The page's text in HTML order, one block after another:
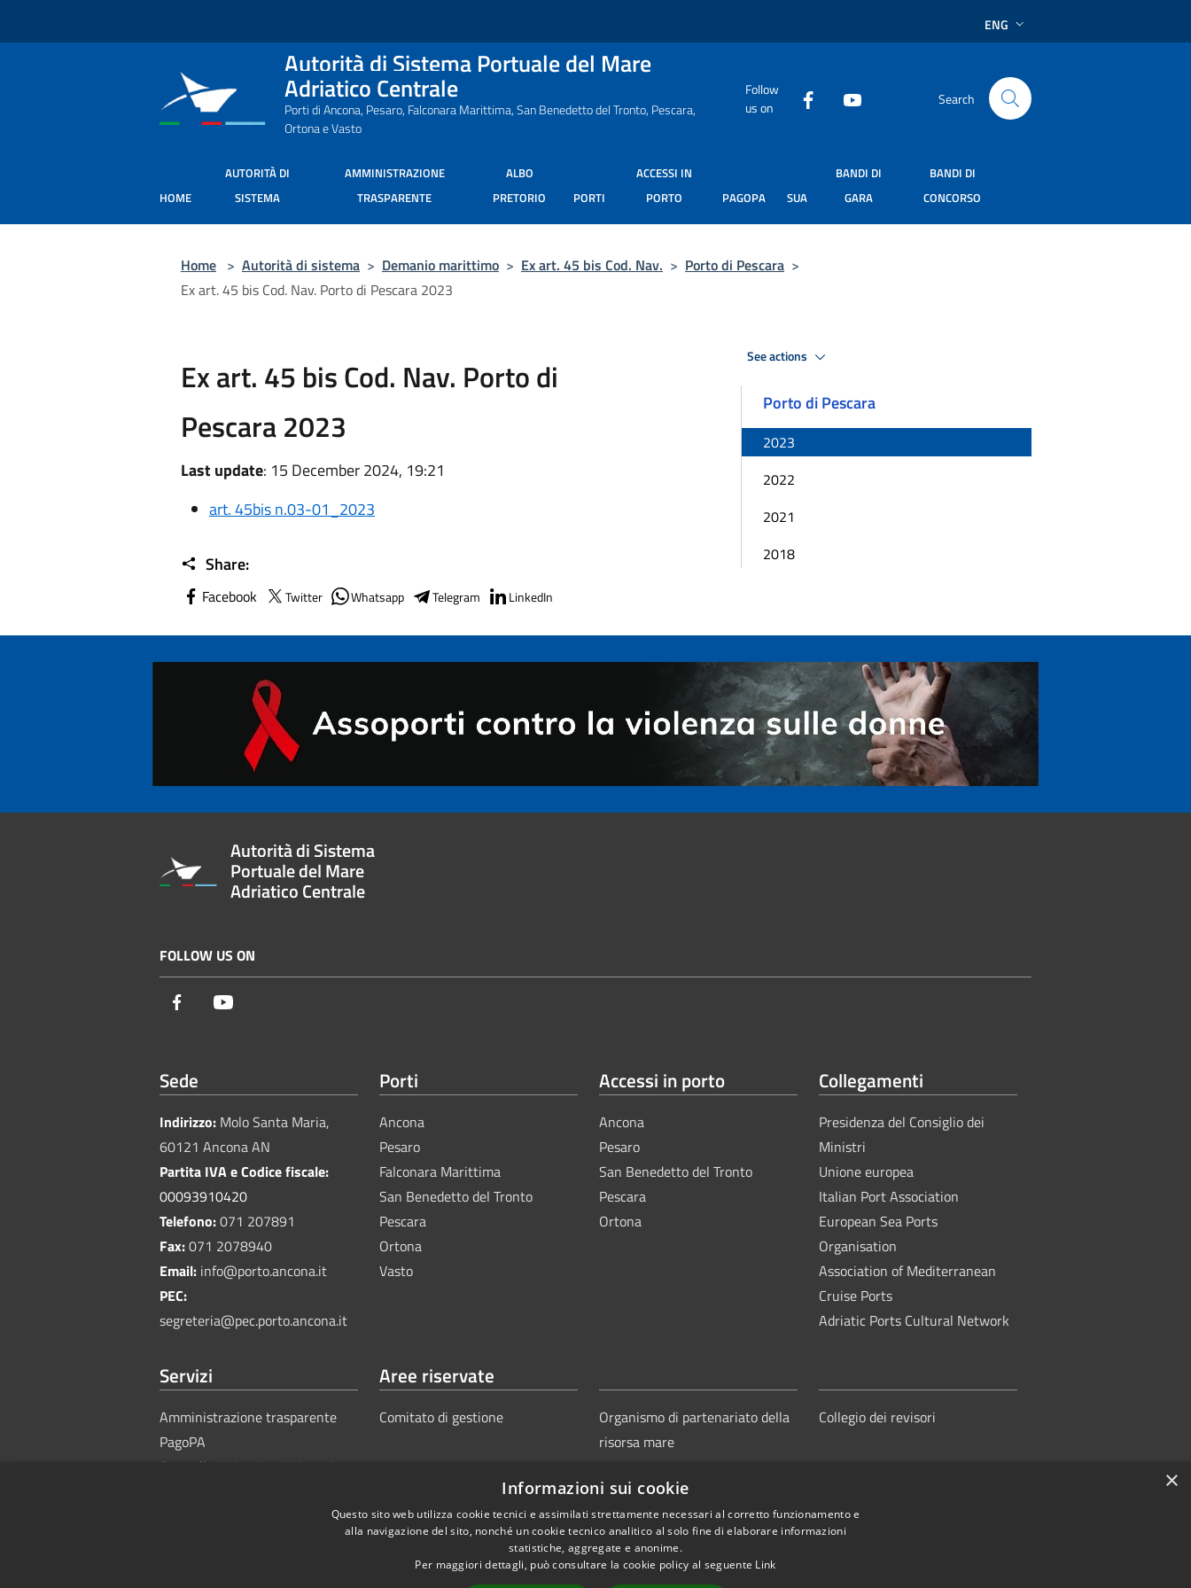
ENG
Autorità di Sistema Portuale del Mare
Adriatico Centrale
Porti di Ancona, Pesaro, Falconara Marittima, San Benedetto del Tronto, Pescara,
Ortona e Vasto
Follow
us on
Search
HOME
AUTORITÀ DI
SISTEMA
AMMINISTRAZIONE
TRASPARENTE
ALBO
PRETORIO
PORTI
ACCESSI IN
PORTO
PAGOPA SUA
BANDI DI
GARA
BANDI DI
CONCORSO
Home > Autorità di sistema > Demanio marittimo > Ex art. 45 bis Cod. Nav. > Porto di Pescara >
Ex art. 45 bis Cod. Nav. Porto di Pescara 2023
Ex art. 45 bis Cod. Nav. Porto di
Pescara 2023
Last update: 15 December 2024, 19:21
art. 45bis n.03-01_2023
Share:
Facebook Twitter Whatsapp Telegram LinkedIn
See actions
Porto di Pescara
2023
2022
2021
2018
Autorità di Sistema
Portuale del Mare
Adriatico Centrale
FOLLOW US ON
Facebook
Sede
Indirizzo: Molo Santa Maria,
60121 Ancona AN
Partita IVA e Codice fiscale:
00093910420
Telefono:071 207891
Fax:071 2078940
Email: info@porto.ancona.it
PEC:
segreteria@pec.porto.ancona.it
Porti
Ancona
Pesaro
Falconara Marittima
San Benedetto del Tronto
Pescara
Ortona
Vasto
Accessi in porto
Ancona
Pesaro
San Benedetto del Tronto
Pescara
Ortona
Collegamenti
Presidenza del Consiglio dei
Ministri
Unione europea
Italian Port Association
European Sea Ports
Organisation
Association of Mediterranean
Cruise Ports
Adriatic Ports Cultural Network
Servizi
Amministrazione trasparente
PagoPA
Sportello Unico Amministrativo
Aree riservate
Comitato di gestione
Organismo di partenariato della
risorsa mare
Collegio dei revisori
Sitemap Copyright © 2025Autorità di Sistema Portuale del Mare
×
Informazioni sui cookie
Questo sito web utilizza cookie tecnici e assimilati strettamente necessari al corretto funzionamento e
alla navigazione del sito, nonché un cookie tecnico analitico al solo fine di elaborare informazioni
statistiche, aggregate e anonime.
Per maggiori dettagli, può consultare la cookie policy al seguente Link